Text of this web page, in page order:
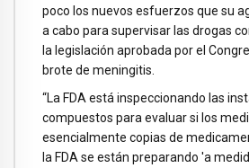
poco los nuevos esfuerzos que su
a cabo para supervisar las drogas
la legislación aprobada por el
brote de meningitis.
“La FDA está inspeccionando las
compuestos para evaluar si los
esencialmente copias de
la FDA se están preparando 'a